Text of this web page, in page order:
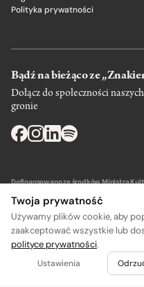
Polityka prywatności
Bądź na bieżąco ze
Dołącz do społeczności
gronie
Dofinansowano ze środków Ministra
Wydawca: SIW Znak w Krakowie
Twoja prywatność
Używamy plików cookie, aby
zaakceptować wszystkie lub
polityce prywatności.
Ustawienia